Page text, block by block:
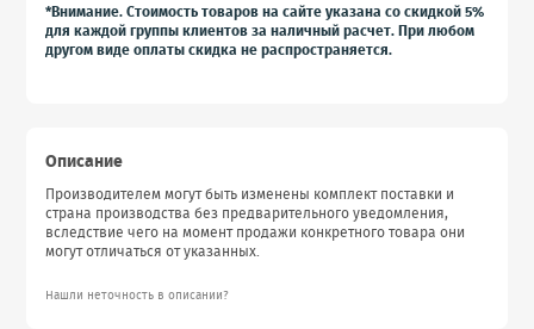
*Внимание. Стоимость товаров на сайте указана со скидкой 5%
для каждой группы клиентов за наличный расчет. При любом
другом виде оплаты скидка не распространяется.
Описание
Производителем могут быть изменены комплект поставки и
страна производства без предварительного уведомления,
вследствие чего на момент продажи конкретного товара они
могут отличаться от указанных.
Нашли неточность в описании?